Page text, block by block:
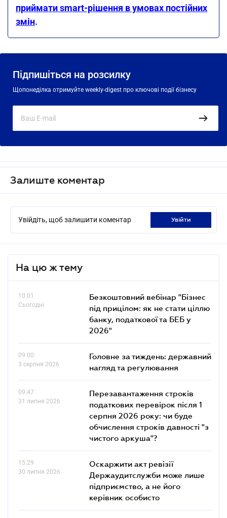
приймати smart-рішення в умовах постійних
змін.
Підпишіться на розсилку
Щопонеділка отримуйте weekly-digest про ключові події бізнесу
Залиште коментар
Увійдіть, щоб залишити коментар увійти
На цю ж тему
10.01
Сьогодні
Безкоштовний вебінар "Бізнес
під прицілом: як не стати ціллю
банку, податкової та БЕБ у
2026"
09.00
3 серпня 2026
Головне за тиждень: державний
нагляд та регулювання
09.47
31 липня 2026
Перезавантаження строків
податкових перевірок після 1
серпня 2026 року: чи буде
обчислення строків давності "з
чистого аркуша"?
15.29
30 липня 2026
Оскаржити акт ревізії
Держаудитслужби може лише
підприємство, а не його
керівник особисто